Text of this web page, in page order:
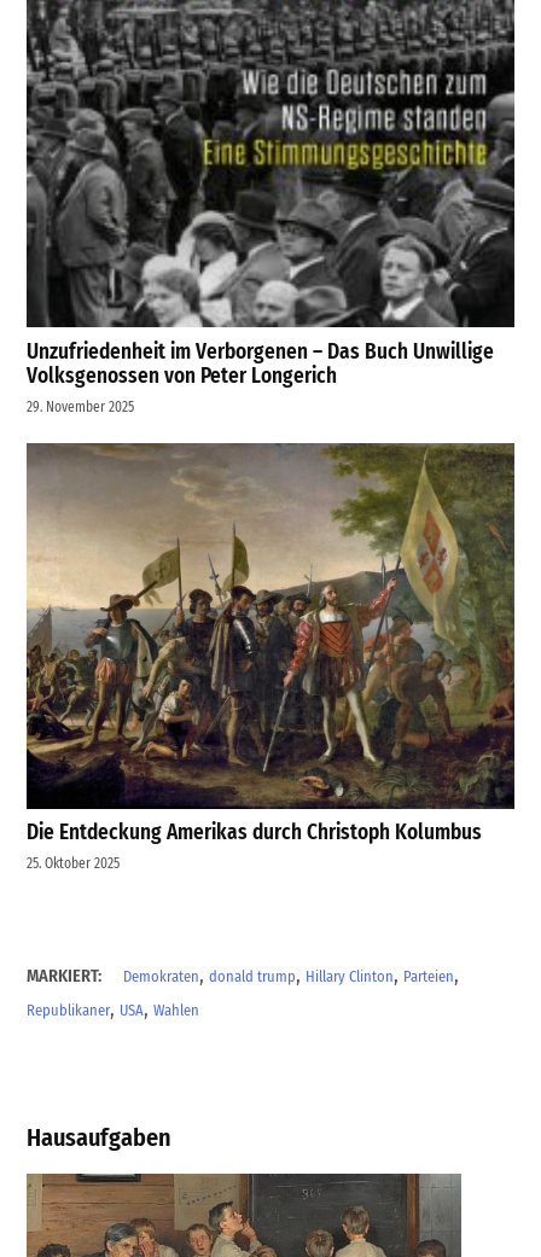
Unzufriedenheit im Verborgenen – Das Buch Unwillige
Volksgenossen von Peter Longerich
29. November 2025
Die Entdeckung Amerikas durch Christoph Kolumbus
25. Oktober 2025
MARKIERT: Demokraten,donald trump, Hillary Clinton, Parteien,
Republikaner, USA,Wahlen
Hausaufgaben